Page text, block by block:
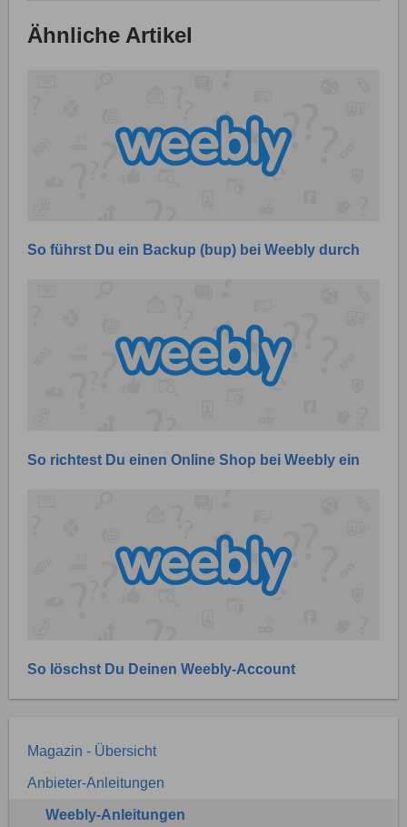
Ähnliche Artikel
So führst Du ein Backup (bup) bei Weebly durch
So richtest Du einen Online Shop bei Weebly ein
So löschst Du Deinen Weebly-Account
Magazin - Übersicht
Anbieter-Anleitungen
Weebly-Anleitungen